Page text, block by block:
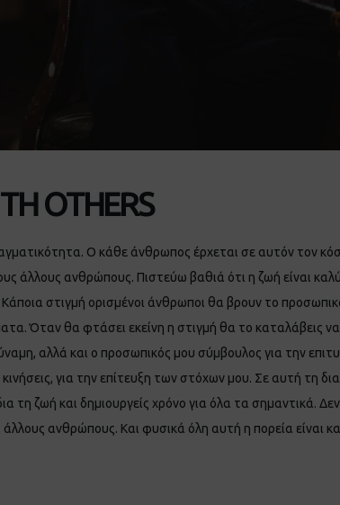
OTHERS
Ο κάθε άνθρωπος έρχεται σε αυτόν τον
άλλους ανθρώπους. Πιστεύω βαθιά ότι η ζωή είναι
στιγμή ορισμένοι άνθρωποι θα βρουν το
Όταν θα φτάσει εκείνη η στιγμή θα το καταλάβεις
αλλά και ο προσωπικός μου σύμβουλος για την
για την επίτευξη των στόχων μου. Σε αυτή τη
τη ζωή και δημιουργείς χρόνο για όλα τα σημαντικά.
άλλους ανθρώπους. Και φυσικά όλη αυτή η πορεία είναι